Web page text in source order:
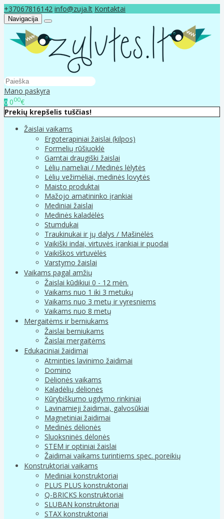
+37067816142 info@zuja.lt Kontaktai
Navigacija
Mano paskyra
0 000€
Prekių krepšelis tuščias!
Žaislai vaikams
Ergoterapiniai žaislai (kilpos)
Formelių rūšiuoklė
Gamtai draugiški žaislai
Lėlių nameliai / Medinės lėlytės
Lėlių vežimėliai, medinės lovytės
Maisto produktai
Mažojo amatininko įrankiai
Mediniai žaislai
Medinės kaladėlės
Stumdukai
Traukinukai ir jų dalys / Mašinėlės
Vaikiški indai, virtuvės įrankiai ir puodai
Vaikiškos virtuvėlės
Varstymo žaislai
Vaikams pagal amžių
Žaislai kūdikiui 0 - 12 mėn.
Vaikams nuo 1 iki 3 metukų
Vaikams nuo 3 metų ir vyresniems
Vaikams nuo 8 metų
Mergaitėms ir berniukams
Žaislai berniukams
Žaislai mergaitėms
Edukaciniai žaidimai
Atminties lavinimo žaidimai
Domino
Dėlionės vaikams
Kaladėlių dėlionės
Kūrybiškumo ugdymo rinkiniai
Lavinamieji žaidimai, galvosūkiai
Magnetiniai žaidimai
Medinės dėlionės
Sluoksninės dėlonės
STEM ir optiniai žaislai
Žaidimai vaikams turintiems spec. poreikių
Konstruktoriai vaikams
Mediniai konstruktoriai
PLUS PLUS konstruktoriai
Q-BRICKS konstruktoriai
SLUBAN konstruktoriai
STAX konstruktoriai